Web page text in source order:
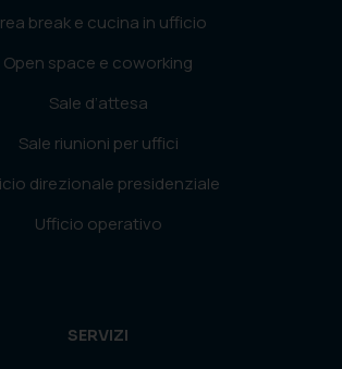
break e cucina in ufficio
Open space e coworking
Sale d’attesa
Sale riunioni per uffici
direzionale presidenziale
Ufficio operativo
SERVIZI